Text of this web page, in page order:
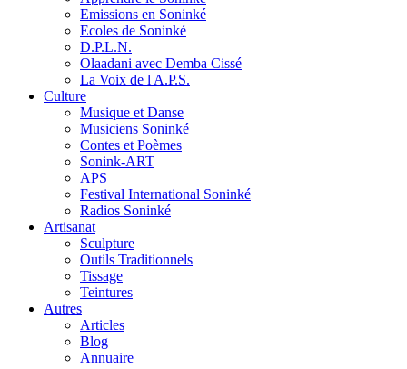
Emissions en Soninké
Ecoles de Soninké
D.P.L.N.
Olaadani avec Demba Cissé
La Voix de l A.P.S.
Culture
Musique et Danse
Musiciens Soninké
Contes et Poèmes
Sonink-ART
APS
Festival International Soninké
Radios Soninké
Artisanat
Sculpture
Outils Traditionnels
Tissage
Teintures
Autres
Articles
Blog
Annuaire